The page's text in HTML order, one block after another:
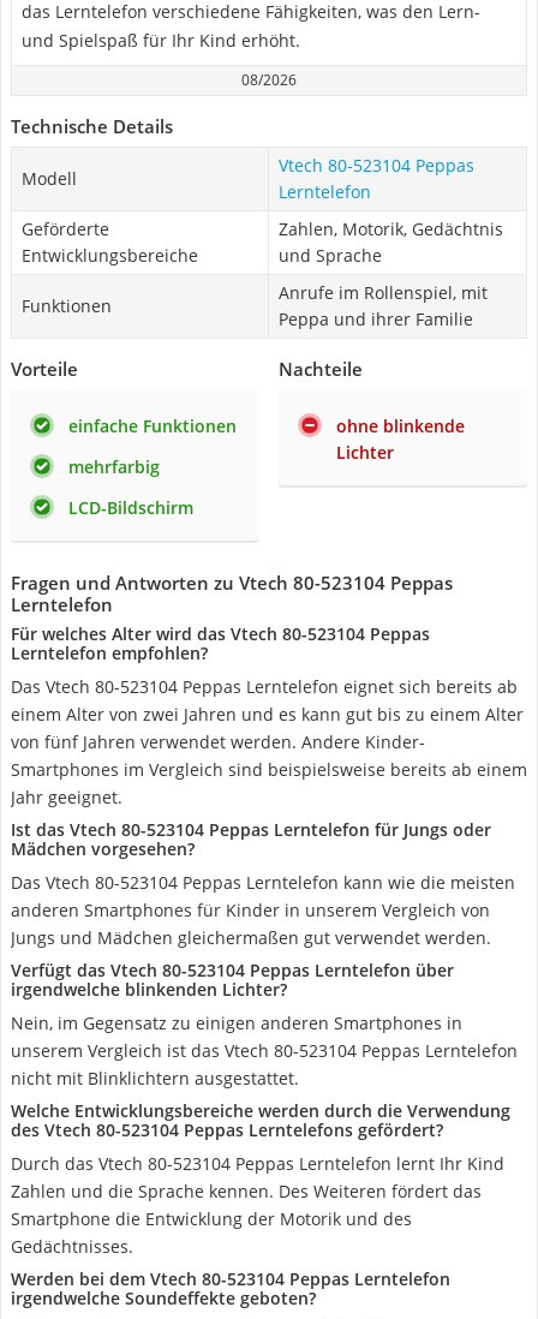
das Lerntelefon verschiedene Fähigkeiten, was den Lern-
und Spielspaß für Ihr Kind erhöht.
08/2026
Technische Details
Modell
Vtech 80-523104 Peppas
Lerntelefon
Geförderte
Entwicklungsbereiche
Zahlen, Motorik, Gedächtnis
und Sprache
Funktionen
Anrufe im Rollenspiel, mit
Peppa und ihrer Familie
Vorteile
einfache Funktionen
mehrfarbig
LCD-Bildschirm
Nachteile
ohne blinkende
Lichter
Fragen und Antworten zu Vtech 80-523104 Peppas
Lerntelefon
Für welches Alter wird das Vtech 80-523104 Peppas
Lerntelefon empfohlen?
Das Vtech 80-523104 Peppas Lerntelefon eignet sich bereits ab
einem Alter von zwei Jahren und es kann gut bis zu einem Alter
von fünf Jahren verwendet werden. Andere Kinder-
Smartphones im Vergleich sind beispielsweise bereits ab einem
Jahr geeignet.
Ist das Vtech 80-523104 Peppas Lerntelefon für Jungs oder
Mädchen vorgesehen?
Das Vtech 80-523104 Peppas Lerntelefon kann wie die meisten
anderen Smartphones für Kinder in unserem Vergleich von
Jungs und Mädchen gleichermaßen gut verwendet werden.
Verfügt das Vtech 80-523104 Peppas Lerntelefon über
irgendwelche blinkenden Lichter?
Nein, im Gegensatz zu einigen anderen Smartphones in
unserem Vergleich ist das Vtech 80-523104 Peppas Lerntelefon
nicht mit Blinklichtern ausgestattet.
Welche Entwicklungsbereiche werden durch die Verwendung
des Vtech 80-523104 Peppas Lerntelefons gefördert?
Durch das Vtech 80-523104 Peppas Lerntelefon lernt Ihr Kind
Zahlen und die Sprache kennen. Des Weiteren fördert das
Smartphone die Entwicklung der Motorik und des
Gedächtnisses.
Werden bei dem Vtech 80-523104 Peppas Lerntelefon
irgendwelche Soundeffekte geboten?